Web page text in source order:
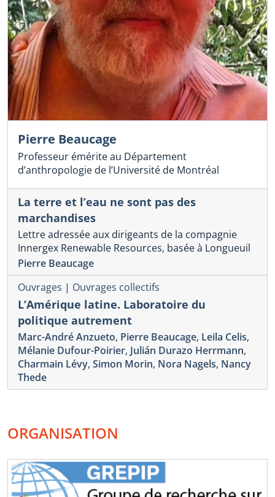
Pierre Beaucage
Professeur émérite au Département
d’anthropologie de l’Université de Montréal
La terre et l’eau ne sont pas des
marchandises
Lettre adressée aux dirigeants de la compagnie
Innergex Renewable Resources, basée à Longueuil
Pierre Beaucage
Ouvrages | Ouvrages collectifs
L’Amérique latine. Laboratoire du
politique autrement
Marc-André Anzueto, Pierre Beaucage, Leila Celis,
Mélanie Dufour-Poirier, Julián Durazo Herrmann,
Charmain Lévy, Simon Morin, Nora Nagels, Nancy
Thede
ORGANISATION